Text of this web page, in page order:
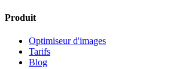
Produit
Optimiseur d'images
Tarifs
Blog